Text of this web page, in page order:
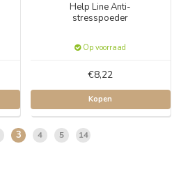
Help Line Anti-
stresspoeder
Op voorraad
€8,22
Kopen
3 4 5 14